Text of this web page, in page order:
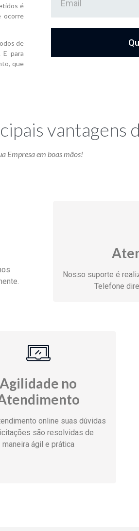
é
ocorre
de
E para
que
vantagens
Empresa em boas mãos!
Nosso suporte é
Telefone
Agilidade no
online suas dúvidas
são resolvidas de
maneira ágil e prática